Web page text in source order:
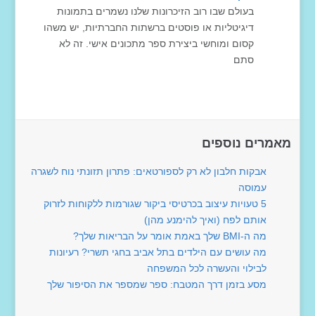
בעולם שבו רוב הזיכרונות שלנו נשמרים בתמונות
דיגיטליות או פוסטים ברשתות החברתיות, יש משהו
קסום ומוחשי ביצירת ספר מתכונים אישי. זה לא
סתם
מאמרים נוספים
אבקות חלבון לא רק לספורטאים: פתרון תזונתי נוח לשגרה
עמוסה
5 טעויות עיצוב בכרטיסי ביקור שגורמות ללקוחות לזרוק
אותם לפח (ואיך להימנע מהן)
מה ה-BMI שלך באמת אומר על הבריאות שלך?
מה עושים עם הילדים בתל אביב בחגי תשרי? רעיונות
לבילוי והעשרה לכל המשפחה
מסע בזמן דרך המטבח: ספר שמספר את הסיפור שלך